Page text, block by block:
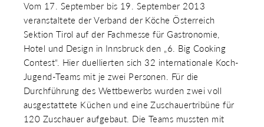
Vom 17. September bis 19. September 2013
veranstaltete der Verband der Köche Österreich
Sektion Tirol auf der Fachmesse für Gastronomie,
Hotel und Design in Innsbruck den „6. Big Cooking
Contest“. Hier duellierten sich 32 internationale Koch-
Jugend-Teams mit je zwei Personen. Für die
Durchführung des Wettbewerbs wurden zwei voll
ausgestattete Küchen und eine Zuschauertribüne für
120 Zuschauer aufgebaut. Die Teams mussten mit